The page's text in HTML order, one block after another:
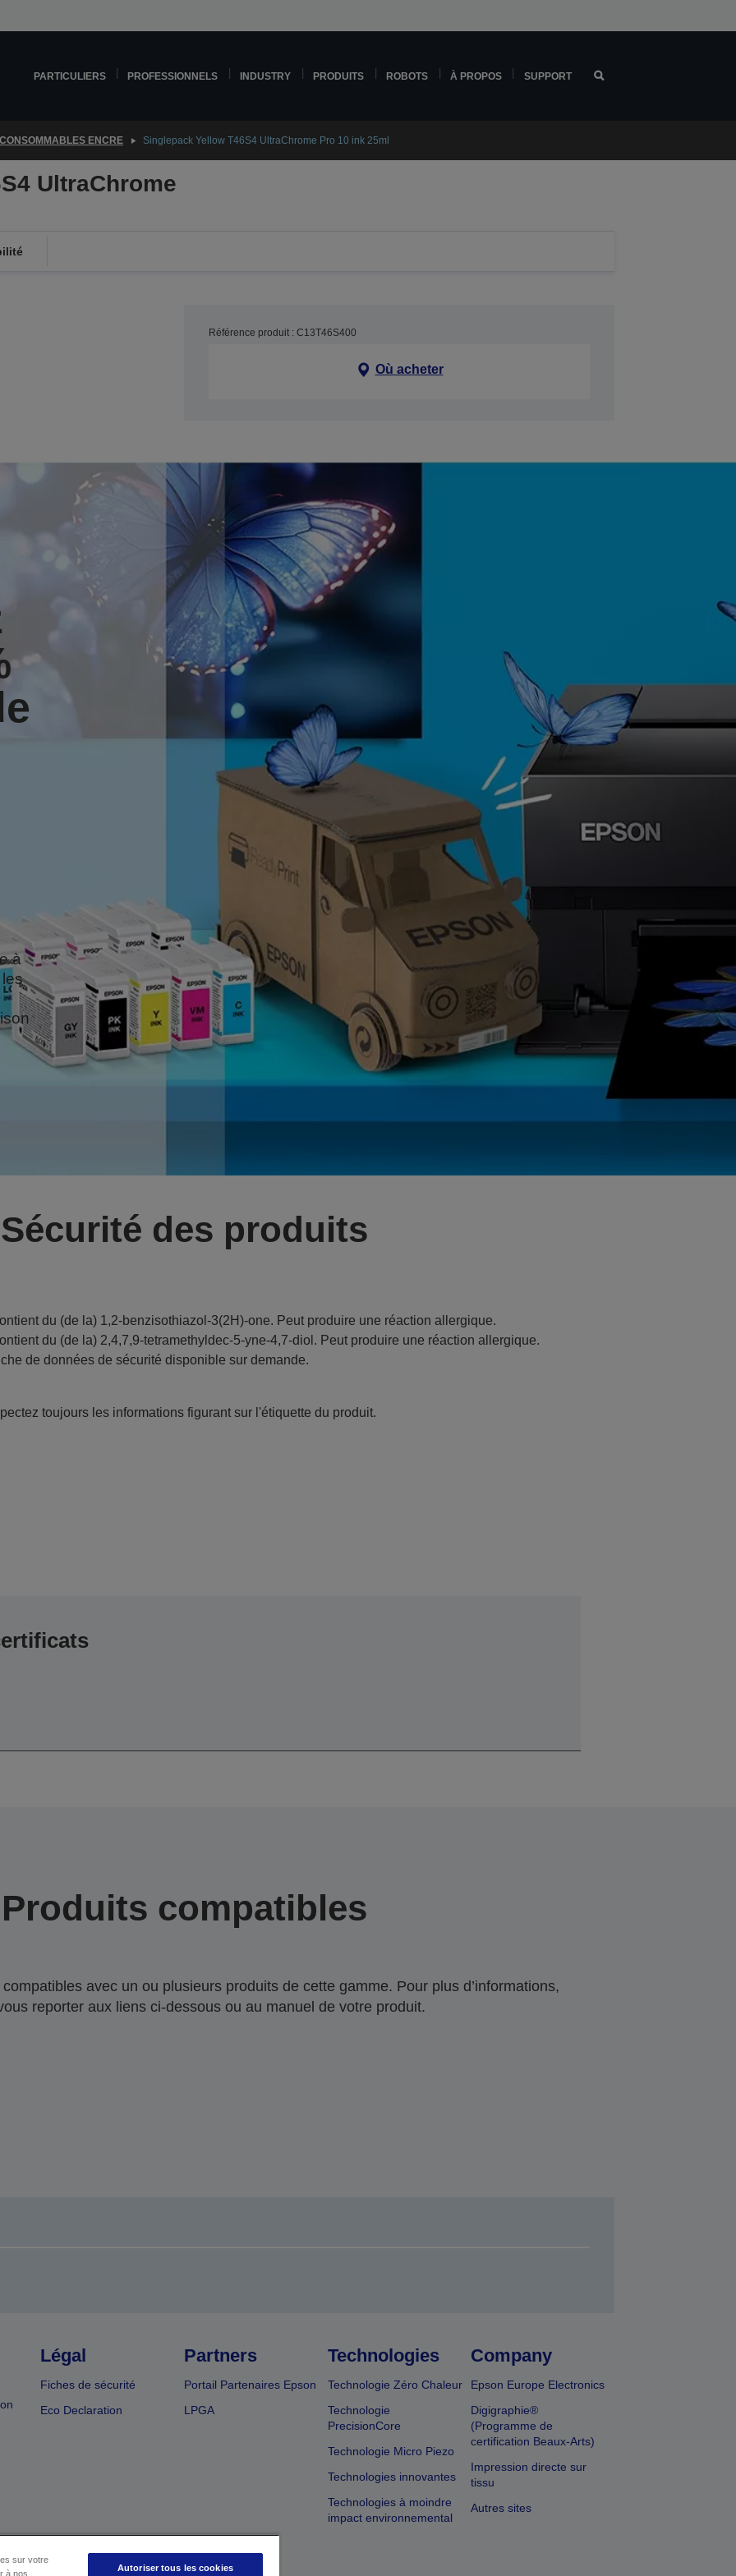
PARTICULIERS PROFESSIONNELS INDUSTRY PRODUITS ROBOTS À PROPOS SUPPORT
CONSOMMABLES ENCRE Singlepack Yellow T46S4 UltraChrome Pro 10 ink 25ml
UltraChrome
Référence produit : C13T46S400
Où acheter
à
les
Sécurité des produits
du (de la) 1,2-benzisothiazol-3(2H)-one. Peut produire une réaction allergique.
du (de la) 2,4,7,9-tetramethyldec-5-yne-4,7-diol. Peut produire une réaction allergique.
de données de sécurité disponible sur demande.
toujours les informations figurant sur l'étiquette du produit.
Produits compatibles
avec un ou plusieurs produits de cette gamme. Pour plus d’informations,
reporter aux liens ci-dessous ou au manuel de votre produit.
Légal
Fiches de sécurité
Eco Declaration
Partners
Portail Partenaires Epson
LPGA
Technologies
Technologie Zéro Chaleur
Technologie
PrecisionCore
Technologie Micro Piezo
Technologies innovantes
Technologies à moindre
impact environnemental
Company
Epson Europe Electronics
Digigraphie®
(Programme de
certification Beaux-Arts)
Impression directe sur
tissu
Autres sites
sur votre
à nos
Autoriser tous les cookies